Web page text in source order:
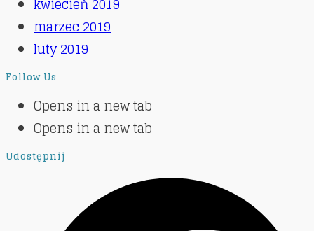
marzec 2019
luty 2019
Follow Us
Opens in a new tab
Opens in a new tab
Udostępnij